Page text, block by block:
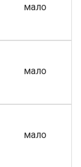
мало
мало
мало